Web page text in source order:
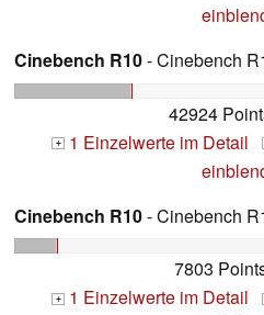
Cinebench R10- Cinebench
42924
+ 1 Einzelwerte im Detail
Cinebench R10- Cinebench
7803
+ 1 Einzelwerte im Detail